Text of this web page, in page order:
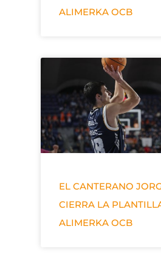
ALIMERKA OCB
EL CANTERANO
CIERRA LA
ALIMERKA OCB